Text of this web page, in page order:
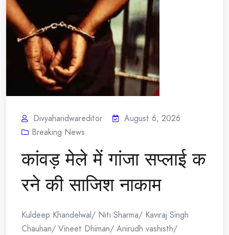
Divyaharidwareditor
August 6, 2026
Breaking News
कांवड़ मेले में गांजा सप्लाई क
रने की साजिश नाकाम
Kuldeep Khandelwal/ Niti Sharma/ Kaviraj Singh
Chauhan/ Vineet Dhiman/ Anirudh vashisth/